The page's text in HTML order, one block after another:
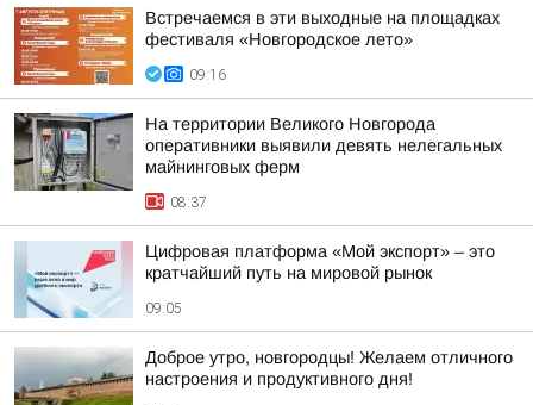
Встречаемся в эти выходные на площадках
фестиваля «Новгородское лето»
09:16
На территории Великого Новгорода
оперативники выявили девять нелегальных
майнинговых ферм
08:37
Цифровая платформа «Мой экспорт» – это
кратчайший путь на мировой рынок
09:05
Доброе утро, новгородцы! Желаем отличного
настроения и продуктивного дня!